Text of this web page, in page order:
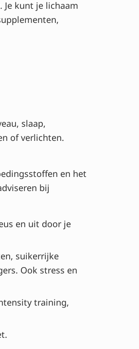
Je kunt je lichaam
slaap,
of verlichten.
en het
bij
en uit door je
suikerrijke
Ook stress en
training,